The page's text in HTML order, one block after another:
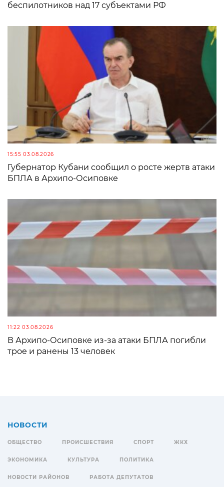
беспилотников над 17 субъектами РФ
15:55 03.08.2026
Губернатор Кубани сообщил о росте жертв атаки
БПЛА в Архипо-Осиповке
11:22 03.08.2026
В Архипо-Осиповке из-за атаки БПЛА погибли
трое и ранены 13 человек
НОВОСТИ
ОБЩЕСТВО ПРОИСШЕСТВИЯ СПОРТ ЖКХ
ЭКОНОМИКА КУЛЬТУРА ПОЛИТИКА
НОВОСТИ РАЙОНОВ РАБОТА ДЕПУТАТОВ